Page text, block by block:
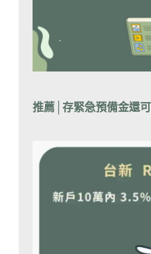
推薦│ 存緊急預備金還